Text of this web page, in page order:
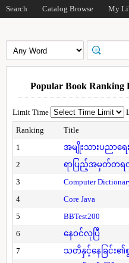
Search Catalog Browse My
Popular Book Ranking
Limit Time
Ranking
Title
1
အမျိုးသားပညာရေ
2
ရာပြည့်အမှတ်တ
3
Computer
4
Core Java
5
BBTest200
6
နေဝင်လုပြီ
7
သတိနှင့်နေခြင်း၏